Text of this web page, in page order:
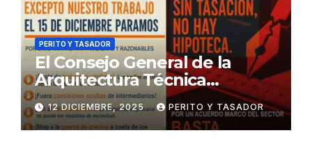
PERITO Y TASADOR
El Consejo General de la
Arquitectura Técnica
respalda la huelga de los
tasadores hipotecarios
12 DICIEMBRE, 2025 PERITO Y TASADOR